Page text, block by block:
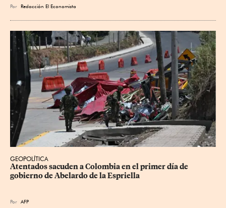
Por Redacción El Economista
GEOPOLÍTICA
Atentados sacuden a Colombia en el primer día de
gobierno de Abelardo de la Espriella
Por AFP